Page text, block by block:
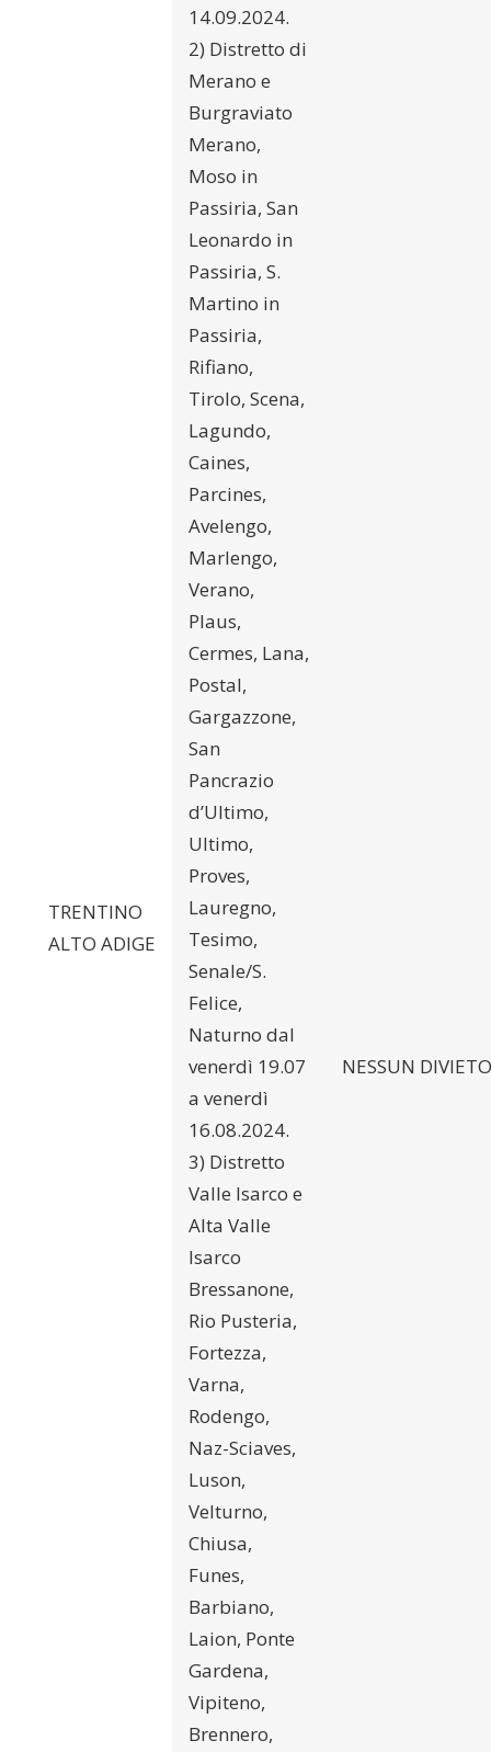
TRENTINO
ALTO ADIGE
14.09.2024.
2) Distretto di
Merano e
Burgraviato
Merano,
Moso in
Passiria, San
Leonardo in
Passiria, S.
Martino in
Passiria,
Rifiano,
Tirolo, Scena,
Lagundo,
Caines,
Parcines,
Avelengo,
Marlengo,
Verano,
Plaus,
Cermes, Lana,
Postal,
Gargazzone,
San
Pancrazio
d’Ultimo,
Ultimo,
Proves,
Lauregno,
Tesimo,
Senale/S.
Felice,
Naturno dal
venerdì 19.07
a venerdì
16.08.2024.
3) Distretto
Valle Isarco e
Alta Valle
Isarco
Bressanone,
Rio Pusteria,
Fortezza,
Varna,
Rodengo,
Naz-Sciaves,
Luson,
Velturno,
Chiusa,
Funes,
Barbiano,
Laion, Ponte
Gardena,
Vipiteno,
Brennero,
NESSUN DIVIETO